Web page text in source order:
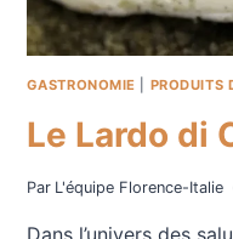
GASTRONOMIE PRODUITS
Le Lardo di
Par L'équipe Florence-Italie
Dans l’univers des